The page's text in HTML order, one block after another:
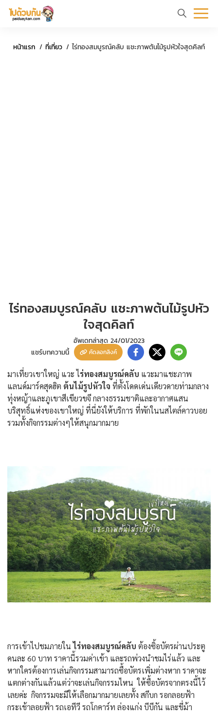
หน้า ข้อมูล ที่
เที่ยว
ตัว
หน้าแรก ที่เที่ยว ไร่ทองสมบูรณ์คลับ แชะภาพต้นไม้รูปหัวใจสุดคิลท์
ไร่ทองสมบูรณ์คลับ แชะภาพต้นไม้รูปหัว
ใจสุดคิลท์
อัพเดทล่าสุด 24/01/2023
แชร์บทความนี้
คัดลอกลิงค์
มาเที่ยวเขาใหญ่ แวะ ไร่ทองสมบูรณ์คลับ แวะมาแชะภาพ
แลนด์มาร์คสุดฮิต ต้นไม้รูปหัวใจ ที่ตั้งโดดเด่นเดียวดายท่ามกลาง
ทุ่งหญ้าและภูเขาสีเขียวขจี กลางธรรมชาติและอากาศแสน
บริสุทธิ์แห่งของเขาใหญ่ ที่นี่ยังให้บริการ ที่พักในนสไตล์คาวบอย
รวมทั้งกิจกรรมต่างๆให้สนุกมากมาย
การเข้าไปชมภายในไร่ทองสมบูรณ์คลับ ต้องซิ้อบัตรผ่านประตู
คนละ 60 บาท ราคานี้รวมค่าเข้า และรถพ่วงนำชมไร่แล้ว และ
หากใครต้องการเล่นกิจกรรมสามารถซื้อบัตรเพิ่มต่างหาก ราคาจะ
แตกต่างกันแล้วแต่ว่าจะเล่นกิจกรรมไหน ให้ซื้อบัตรจากตรงนี้ไว้
เลยค่ะ กิจกรรมจะมีให้เลือกมากมายเลยทั้ง สกีบก รอกลอยฟ้า
กระเช้าลอยฟ้า รถเอทีวี รถโกคาร์ท ล่องแก่ง บีบีกัน และขี่ม้า